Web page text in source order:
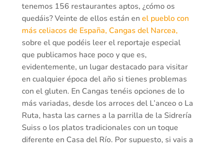
tenemos 156 restaurantes aptos, ¿cómo os
quedáis? Veinte de ellos están en el pueblo con
más celiacos de España, Cangas del Narcea,
sobre el que podéis leer el reportaje especial
que publicamos hace poco y que es,
evidentemente, un lugar destacado para visitar
en cualquier época del año si tienes problemas
con el gluten. En Cangas tenéis opciones de lo
más variadas, desde los arroces del L’anceo o La
Ruta, hasta las carnes a la parrilla de la Sidrería
Suiss o los platos tradicionales con un toque
diferente en Casa del Río. Por supuesto, si vais a